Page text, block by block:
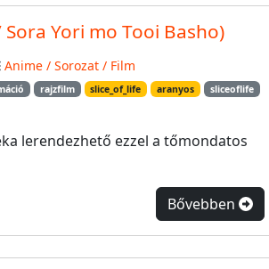
Yori mo Tooi Basho)
Anime / Sorozat / Film
rajzfilm slice_of_life aranyos
sliceoflife
lerendezhető ezzel a tőmondatos
Bővebben